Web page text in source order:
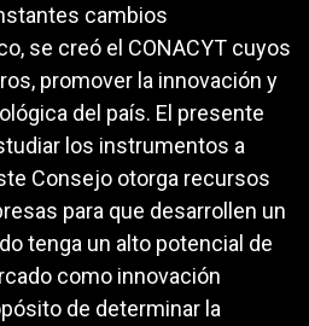
cambios
se creó el CONACYT cuyos
promover la innovación y
del país. El presente
los instrumentos a
Consejo otorga recursos
para que desarrollen un
tenga un alto potencial de
como innovación
de determinar la